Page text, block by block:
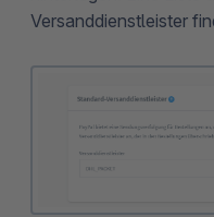
Versanddienstleister